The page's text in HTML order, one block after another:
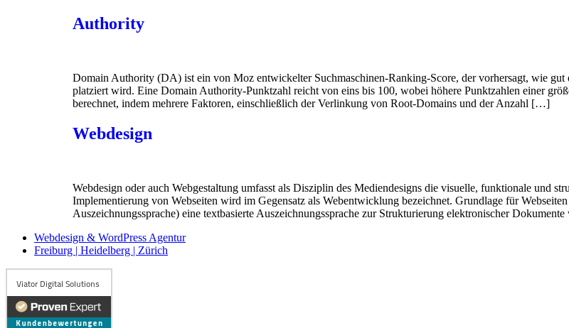
Authority
Domain Authority (DA) ist ein von Moz entwickelter Suchmaschinen-Ranking-Score, der vorhersagt, wie gut
platziert wird. Eine Domain Authority-Punktzahl reicht von eins bis 100, wobei höhere Punktzahlen einer
berechnet, indem mehrere Faktoren, einschließlich der Verlinkung von Root-Domains und der Anzahl […]
Webdesign
Webdesign oder auch Webgestaltung umfasst als Disziplin des Mediendesigns die visuelle, funktionale und
Implementierung von Webseiten wird im Gegensatz als Webentwicklung bezeichnet. Grundlage für
Auszeichnungssprache) eine textbasierte Auszeichnungssprache zur Strukturierung elektronischer
Webdesign & WordPress Agentur
Freiburg | Heidelberg | Zürich